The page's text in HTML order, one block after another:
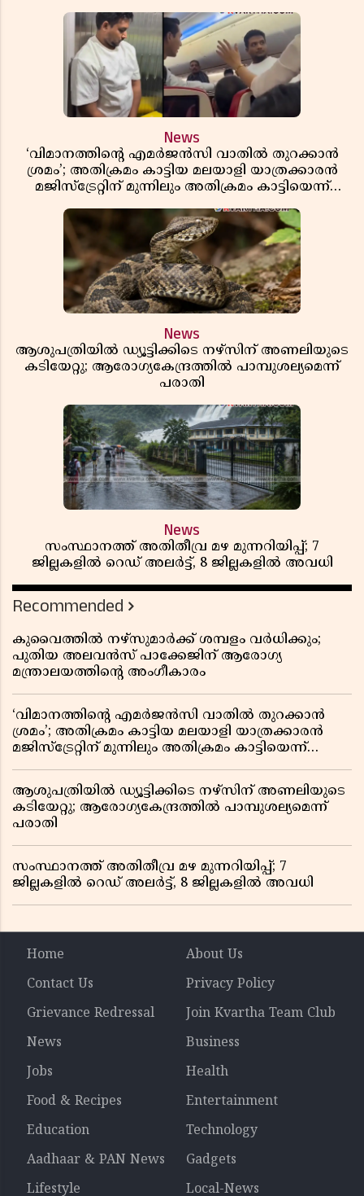
News
‘വിമാനത്തിൻ്റെ എമർജൻസി വാതിൽ തുറക്കാൻ
ശ്രമം’; അതിക്രമം കാട്ടിയ മലയാളി യാത്രക്കാരൻ
മജിസ്ട്രേറ്റിന് മുന്നിലും അതിക്രമം കാട്ടിയെന്ന്
News
ആശുപത്രിയിൽ ഡ്യൂട്ടിക്കിടെ നഴ്സിന് അണലിയുടെ
കടിയേറ്റു; ആരോഗ്യകേന്ദ്രത്തിൽ പാമ്പുശല്യമെന്ന്
പരാതി
News
സംസ്ഥാനത്ത് അതിതീവ്ര മഴ മുന്നറിയിപ്പ്; 7
ജില്ലകളിൽ റെഡ് അലർട്ട്, 8 ജില്ലകളിൽ അവധി
Recommended
കുവൈത്തിൽ നഴ്‌സുമാർക്ക് ശമ്പളം വർധിക്കും;
പുതിയ അലവൻസ് പാക്കേജിന് ആരോഗ്യ
മന്ത്രാലയത്തിൻ്റെ അംഗീകാരം
‘വിമാനത്തിൻ്റെ എമർജൻസി വാതിൽ തുറക്കാൻ
ശ്രമം’; അതിക്രമം കാട്ടിയ മലയാളി യാത്രക്കാരൻ
മജിസ്ട്രേറ്റിന് മുന്നിലും അതിക്രമം കാട്ടിയെന്ന്
ആശുപത്രിയിൽ ഡ്യൂട്ടിക്കിടെ നഴ്സിന് അണലിയുടെ
കടിയേറ്റു; ആരോഗ്യകേന്ദ്രത്തിൽ പാമ്പുശല്യമെന്ന്
പരാതി
സംസ്ഥാനത്ത് അതിതീവ്ര മഴ മുന്നറിയിപ്പ്; 7
ജില്ലകളിൽ റെഡ് അലർട്ട്, 8 ജില്ലകളിൽ അവധി
Home
About Us
Contact Us
Privacy Policy
Grievance Redressal
Join Kvartha Team Club
News
Business
Jobs
Health
Food & Recipes
Entertainment
Education
Technology
Aadhaar & PAN News
Gadgets
Lifestyle
Local-News